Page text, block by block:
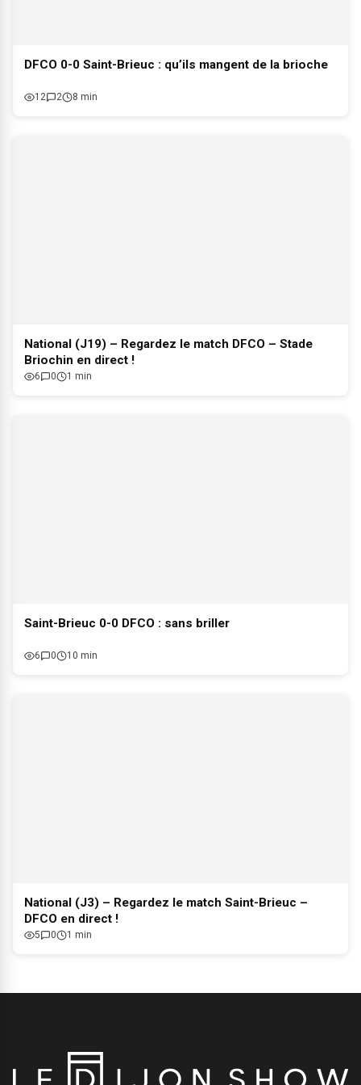
DFCO 0-0 Saint-Brieuc : qu’ils mangent de la brioche
12 2 8 min
National (J19) – Regardez le match DFCO – Stade
Briochin en direct !
6 0 1 min
Saint-Brieuc 0-0 DFCO : sans briller
6 0 10 min
National (J3) – Regardez le match Saint-Brieuc –
DFCO en direct !
5 0 1 min